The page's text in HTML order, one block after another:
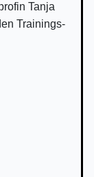
Tanja
Trainings-